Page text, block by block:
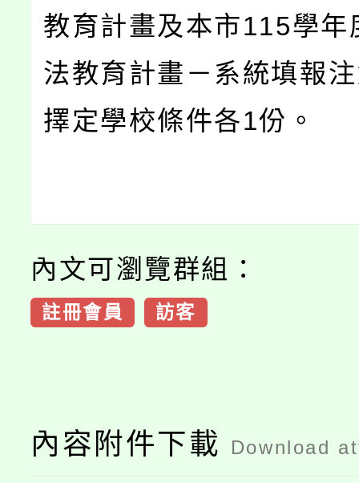
教育計畫及本市115學年
法教育計畫－系統填報
擇定學校條件各1份。
內文可瀏覽群組：
註冊會員 訪客
內容附件下載 Download